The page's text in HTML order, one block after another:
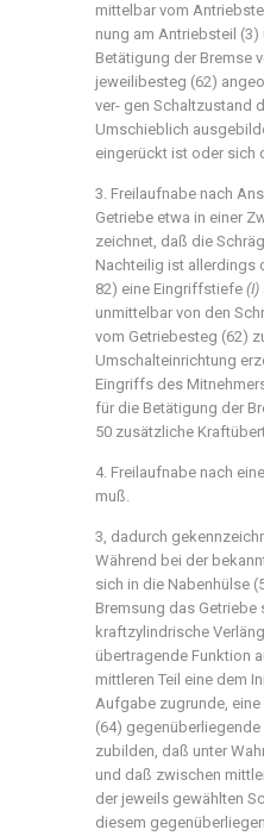
mittelbar vom
nung am Antriebsteil (3)
Betätigung der Bremse
jeweilibesteg (62)
ver- gen Schaltzustand
Umschieblich
eingerückt ist oder sich
3. Freilaufnabe nach
Getriebe etwa in einer
zeichnet, daß die
Nachteilig ist allerdings
82) eine Eingriffstiefe (I)
unmittelbar von den
vom Getriebesteg (62)
Umschalteinrichtung
Eingriffs des
für die Betätigung der
50 zusätzliche
4. Freilaufnabe nach
muß.
3, dadurch
Während bei der
sich in die Nabenhülse
Bremsung das Getriebe
kraftzylindrische
übertragende Funktion
mittleren Teil eine dem
Aufgabe zugrunde,
(64)
zubilden, daß unter
und daß zwischen
der jeweils gewählten
diesem